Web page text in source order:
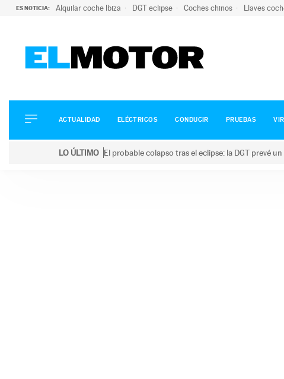
ES NOTICIA: Alquilar coche Ibiza DGT eclipse Coches chinos Llaves
ELÉCTRICOS
CONDUCIR
ACTUALIDAD ELÉCTRICOS CONDUCIR PRUEBAS
LO ÚLTIMO El probable colapso tras el eclipse: la DGT prevé